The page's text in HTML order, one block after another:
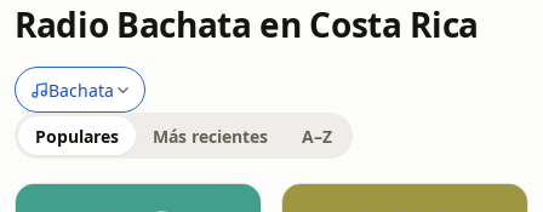
Radio Bachata en Costa Rica
Bachata
Populares Más recientes A–Z